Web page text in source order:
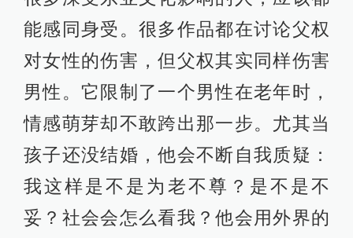
能感同身受。很多作品都在讨论父权
对女性的伤害，但父权其实同样伤害
男性。它限制了一个男性在老年时，
情感萌芽却不敢跨出那一步。尤其当
孩子还没结婚，他会不断自我质疑：
我这样是不是为老不尊？是不是不
妥？社会会怎么看我？他会用外界的